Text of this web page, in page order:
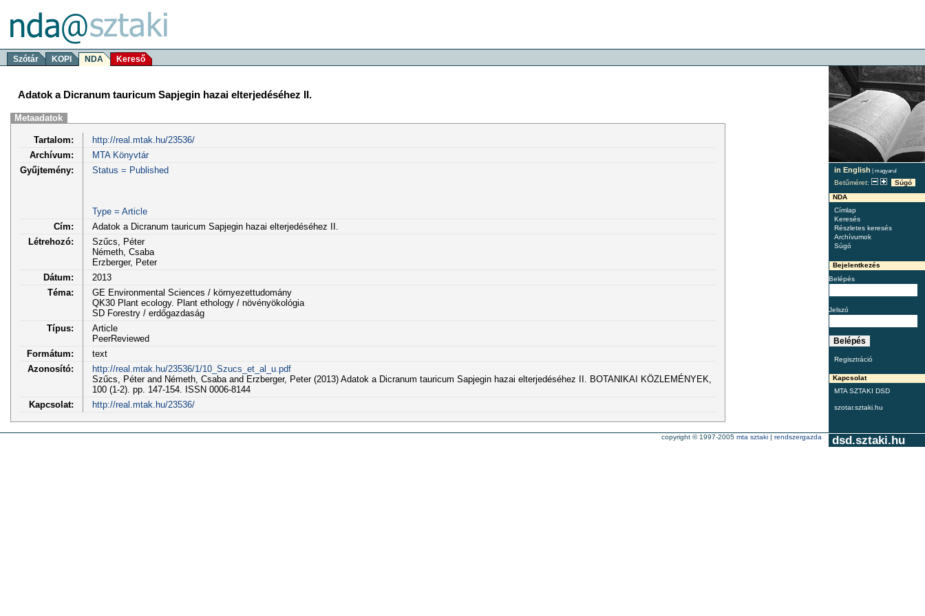
Szótár KOPI NDA Kereső
in English | magyarul
Betűméret:
Súgó
NDA
Címlap
Keresés
Részletes keresés
Archívumok
Súgó
Bejelentkezés
Belépés
Jelszó
Regisztráció
Kapcsolat
MTA SZTAKI DSD
szotar.sztaki.hu
Adatok a Dicranum tauricum Sapjegin hazai elterjedéséhez II.
Metaadatok
Tartalom:
http://real.mtak.hu/23536/
Archívum:
MTA Könyvtár
Gyűjtemény:
Status = Published
Type = Article
Cím:
Adatok a Dicranum tauricum Sapjegin hazai elterjedéséhez II.
Létrehozó:
Szűcs, Péter
Németh, Csaba
Erzberger, Peter
Dátum:
2013
Téma:
GE Environmental Sciences / környezettudomány
QK30 Plant ecology. Plant ethology / növényökológia
SD Forestry / erdőgazdaság
Típus:
Article
PeerReviewed
Formátum:
text
Azonosító:
http://real.mtak.hu/23536/1/10_Szucs_et_al_u.pdf
Szűcs, Péter and Németh, Csaba and Erzberger, Peter (2013) Adatok a Dicranum tauricum Sapjegin hazai elterjedéséhez II. BOTANIKAI KÖZLEMÉNYEK,
100 (1-2). pp. 147-154. ISSN 0006-8144
Kapcsolat:
http://real.mtak.hu/23536/
dsd.sztaki.hu
copyright © 1997-2005 mta sztaki | rendszergazda